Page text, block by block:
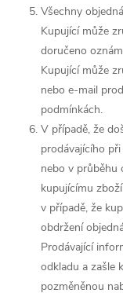
Všechny
Kupující může
doručeno
Kupující může
nebo e-mail
podmínkách.
V případě, že
prodávajícího
nebo v průběhu
kupujícímu
v případě, že
obdržení
Prodávající
odkladu a zašle
pozměněnou